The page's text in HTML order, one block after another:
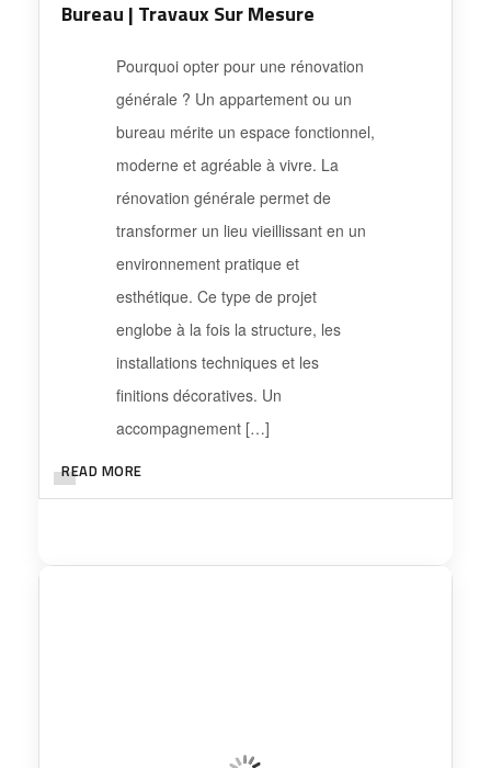
Bureau | Travaux Sur Mesure
Pourquoi opter pour une rénovation
générale ? Un appartement ou un
bureau mérite un espace fonctionnel,
moderne et agréable à vivre. La
rénovation générale permet de
transformer un lieu vieillissant en un
environnement pratique et
esthétique. Ce type de projet
englobe à la fois la structure, les
installations techniques et les
finitions décoratives. Un
accompagnement […]
READ MORE